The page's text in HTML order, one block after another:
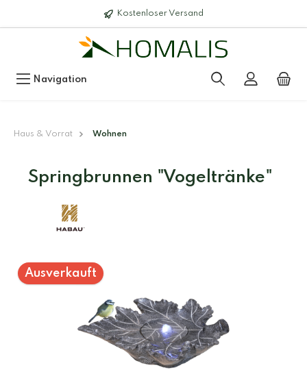
Kostenloser Versand
Navigation
Haus & Vorrat Wohnen
Springbrunnen "Vogeltränke"
Ausverkauft